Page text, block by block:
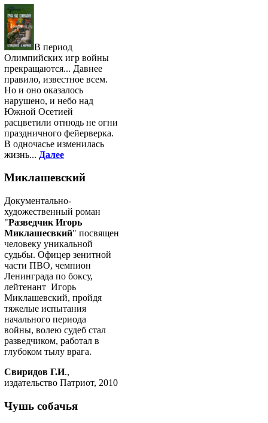
В период
Олимпийских игр войны
прекращаются... Давнее
правило, известное всем.
Но и оно оказалось
нарушено, и небо над
Южной Осетией
расцветили отнюдь не огни
праздничного фейерверка.
В одночасье изменилась
жизнь... Далее
Миклашевский
Документально-
художественный роман
"Разведчик Игорь
Миклашесвкий" посвящен
человеку уникальной
судьбы. Офицер зенитной
части ПВО, чемпион
Ленинграда по боксу,
лейтенант Игорь
Миклашевский, пройдя
тяжелые испытания
начального периода
войны, волею судеб стал
разведчиком, работал в
глубоком тылу врага.
Свиридов Г.И.,
издательство Патриот, 2010
Чушь собачья